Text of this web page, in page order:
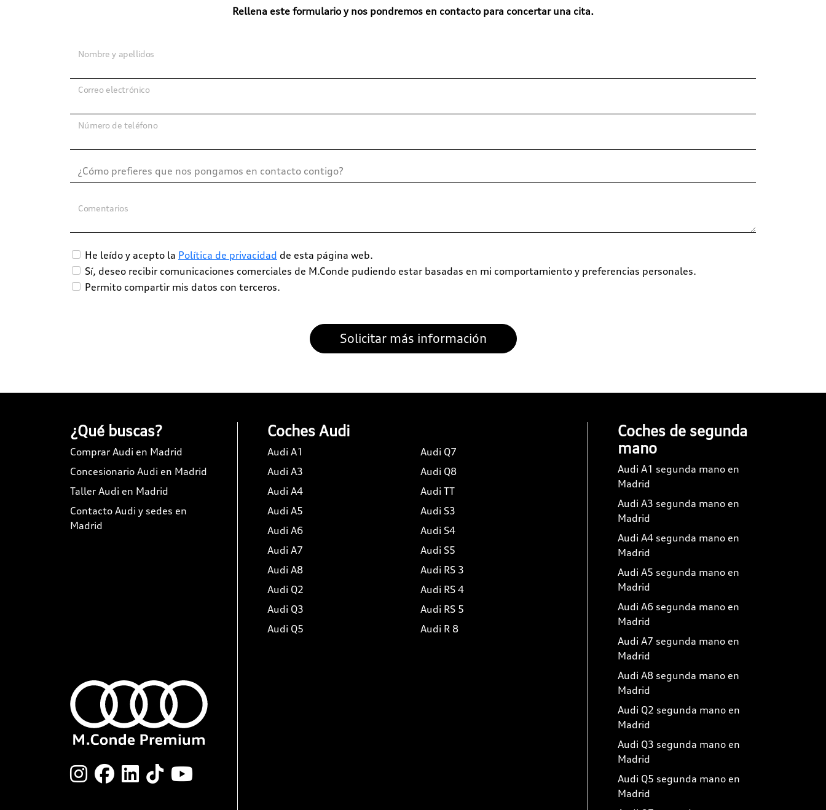
Rellena este formulario y nos pondremos en contacto para concertar una cita.
Nombre y apellidos
Correo electrónico
Número de teléfono
Comentarios
He leído y acepto la Política de privacidad de esta página web.
Sí, deseo recibir comunicaciones comerciales de M.Conde pudiendo estar basadas en mi comportamiento y preferencias personales.
Permito compartir mis datos con terceros.
¿Qué buscas?
Comprar Audi en Madrid
Concesionario Audi en Madrid
Taller Audi en Madrid
Contacto Audi y sedes en
Madrid
Coches Audi
Audi A1
Audi A3
Audi A4
Audi A5
Audi A6
Audi A7
Audi A8
Audi Q2
Audi Q3
Audi Q5
Audi Q7
Audi Q8
Audi TT
Audi S3
Audi S4
Audi S5
Audi RS 3
Audi RS 4
Audi RS 5
Audi R 8
Coches de segunda
mano
Audi A1 segunda mano en
Madrid
Audi A3 segunda mano en
Madrid
Audi A4 segunda mano en
Madrid
Audi A5 segunda mano en
Madrid
Audi A6 segunda mano en
Madrid
Audi A7 segunda mano en
Madrid
Audi A8 segunda mano en
Madrid
Audi Q2 segunda mano en
Madrid
Audi Q3 segunda mano en
Madrid
Audi Q5 segunda mano en
Madrid